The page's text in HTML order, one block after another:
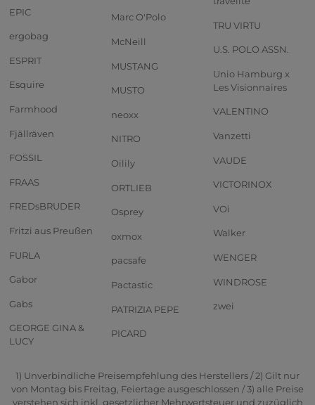
EPIC
ergobag
ESPRIT
Esquire
Farmhood
Fjällräven
FOSSIL
FRAAS
FREDsBRUDER
Fritzi aus Preußen
FURLA
Gabor
Gabs
GEORGE GINA &
LUCY
Marc O'Polo
McNeill
MUSTANG
MUSTO
neoxx
NITRO
Oilily
ORTLIEB
Osprey
oxmox
pacsafe
Pactastic
PATRIZIA PEPE
PICARD
TRU VIRTU
U.S. POLO ASSN.
Unio Hamburg x
Les Visionnaires
VALENTINO
Vanzetti
VAUDE
VICTORINOX
VOi
Walker
WENGER
WINDROSE
zwei
1) Unverbindliche Preisempfehlung des Herstellers / 2) Gilt nur
von Montag bis Freitag, Feiertage ausgeschlossen / 3) alle Preise
verstehen sich inkl. gesetzlicher Mehrwertsteuer und zuzüglich